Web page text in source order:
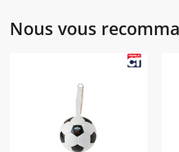
Nous vous